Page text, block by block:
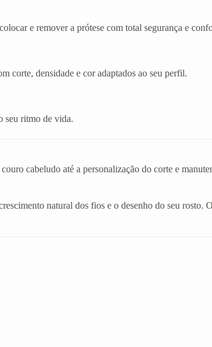
e remover a prótese com total segurança e
corte, densidade e cor adaptados ao seu perfil.
seu ritmo de vida.
cabeludo até a personalização do corte e
natural dos fios e o desenho do seu